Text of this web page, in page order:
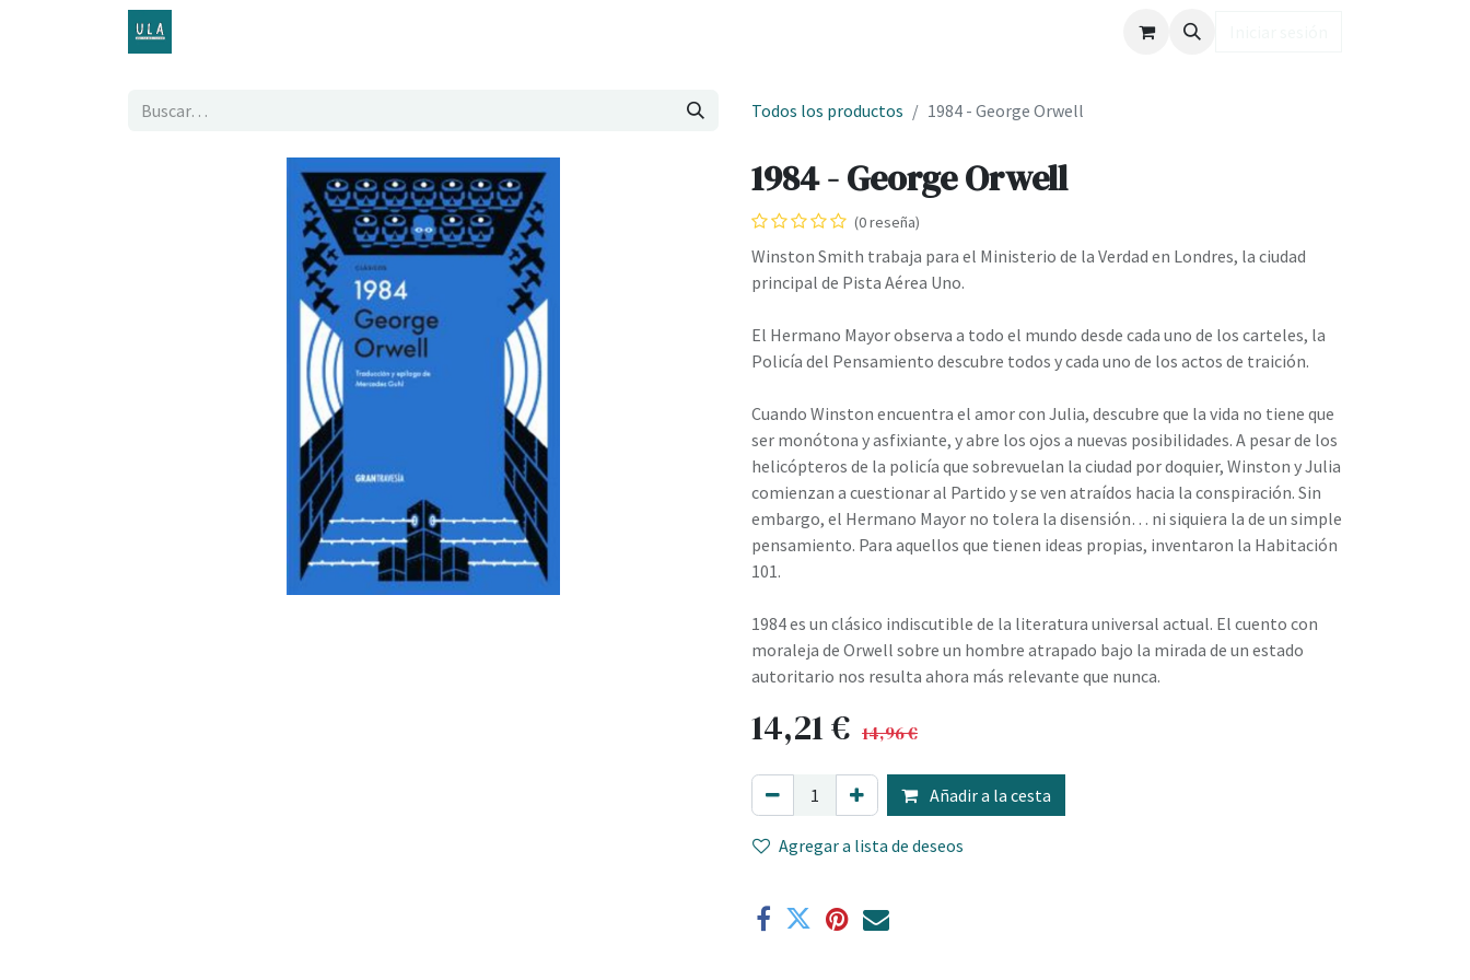
Todos los productos 1984 - George Orwell
1984 - George Orwell
(0 reseña)
Winston Smith trabaja para el Ministerio de la Verdad en Londres, la ciudad
principal de Pista Aérea Uno.
El Hermano Mayor observa a todo el mundo desde cada uno de los carteles, la
Policía del Pensamiento descubre todos y cada uno de los actos de traición.
Cuando Winston encuentra el amor con Julia, descubre que la vida no tiene que
ser monótona y asfixiante, y abre los ojos a nuevas posibilidades. A pesar de los
helicópteros de la policía que sobrevuelan la ciudad por doquier, Winston y Julia
comienzan a cuestionar al Partido y se ven atraídos hacia la conspiración. Sin
embargo, el Hermano Mayor no tolera la disensión… ni siquiera la de un simple
pensamiento. Para aquellos que tienen ideas propias, inventaron la Habitación
101.
1984 es un clásico indiscutible de la literatura universal actual. El cuento con
moraleja de Orwell sobre un hombre atrapado bajo la mirada de un estado
autoritario nos resulta ahora más relevante que nunca.
14,21€ 14,96€
Añadir a la cesta
Agregar a lista de deseos